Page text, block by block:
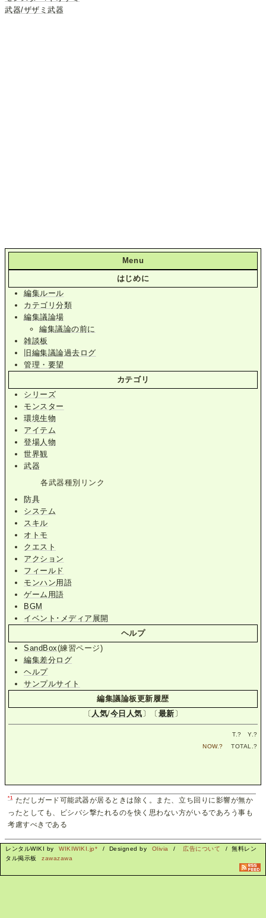
武器/ザザミ武器
Menu
はじめに
編集ルール
カテゴリ分類
編集議論場
編集議論の前に
雑談板
旧編集議論過去ログ
管理・要望
カテゴリ
シリーズ
モンスター
環境生物
アイテム
登場人物
世界観
武器
各武器種別リンク
防具
システム
スキル
オトモ
クエスト
アクション
フィールド
モンハン用語
ゲーム用語
BGM
イベント･メディア展開
ヘルプ
SandBox(練習ページ)
編集差分ログ
ヘルプ
サンプルサイト
編集議論板更新履歴
〔 人気/今日人気 〕〔 最新 〕
T.? Y.?
NOW.? TOTAL.?
*1 ただしガード可能武器が居るときは除く。また、立ち回りに影響が無か
ったとしても、ビシバシ撃たれるのを快く思わない方がいるであろう事も
考慮すべきである
レンタルWIKI by WIKIWIKI.jp* / Designed by Olivia / 広告について
/ 無料レン
タル掲示板
zawazawa